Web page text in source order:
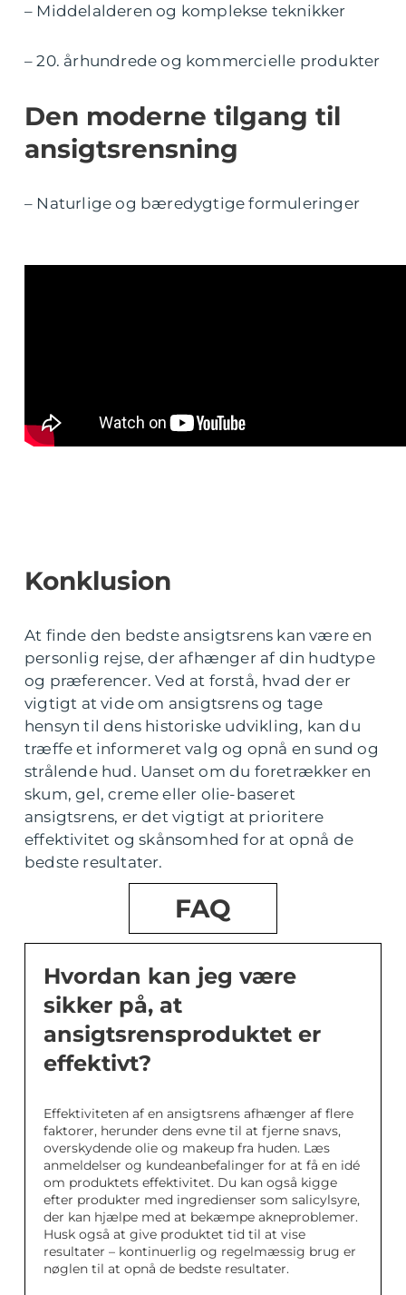
– Middelalderen og komplekse teknikker
– 20. århundrede og kommercielle produkter
Den moderne tilgang til
ansigtsrensning
– Naturlige og bæredygtige formuleringer
Konklusion
At finde den bedste ansigtsrens kan være en
personlig rejse, der afhænger af din hudtype
og præferencer. Ved at forstå, hvad der er
vigtigt at vide om ansigtsrens og tage
hensyn til dens historiske udvikling, kan du
træffe et informeret valg og opnå en sund og
strålende hud. Uanset om du foretrækker en
skum, gel, creme eller olie-baseret
ansigtsrens, er det vigtigt at prioritere
effektivitet og skånsomhed for at opnå de
bedste resultater.
FAQ
Hvordan kan jeg være
sikker på, at
ansigtsrensproduktet er
effektivt?
Effektiviteten af en ansigtsrens afhænger af flere
faktorer, herunder dens evne til at fjerne snavs,
overskydende olie og makeup fra huden. Læs
anmeldelser og kundeanbefalinger for at få en idé
om produktets effektivitet. Du kan også kigge
efter produkter med ingredienser som salicylsyre,
der kan hjælpe med at bekæmpe akneproblemer.
Husk også at give produktet tid til at vise
resultater – kontinuerlig og regelmæssig brug er
nøglen til at opnå de bedste resultater.